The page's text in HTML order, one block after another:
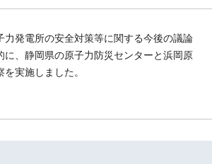
力発電所の安全対策等に関する今後の議論
に、静岡県の原子力防災センターと浜岡原
実施しました。